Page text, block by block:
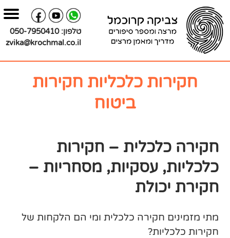
יצירת
קשר
עבור
לתוכן
טלפון:050-7950410
zvika@krochmal.co.il
חקירות כלכליות חקירות
ביטוח
חקירה כלכלית – חקירות
כלכליות, עסקיות, מסחריות –
חקירת יכולת
מתי מזמינים חקירה כלכלית ומי הם הלקחות של
חקירות כלכליות?